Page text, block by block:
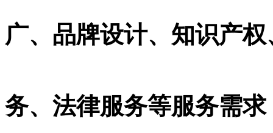
广、品牌设计、知识产
务、法律服务等服务需